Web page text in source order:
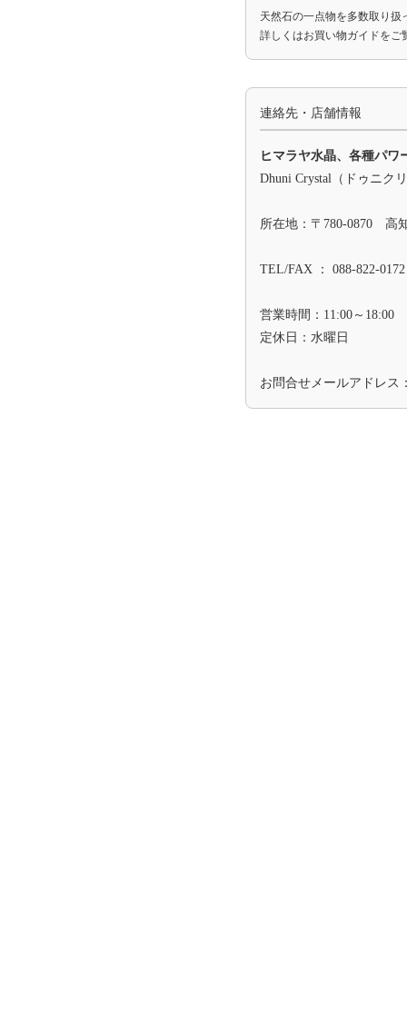
天然石の一点物を多数取り扱
詳しくはお買い物ガイドをご
連絡先・店舗情報
ヒマラヤ水晶、各種パ
Dhuni Crystal（ドゥニク
所在地：〒780-0870 高
TEL/FAX ： 088-822-0172
営業時間：11:00～18:00
定休日：水曜日
お問合せメールアドレス